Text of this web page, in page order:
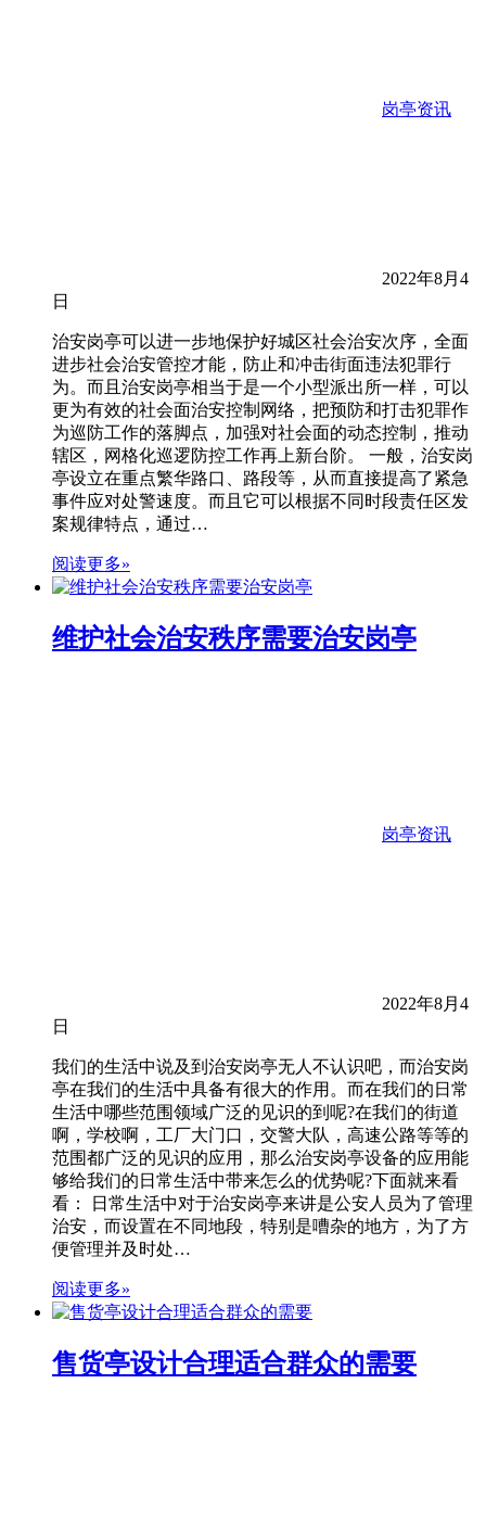
岗亭资讯
2022年8月4
日
治安岗亭可以进一步地保护好城区社会治安次序，全面
进步社会治安管控才能，防止和冲击街面违法犯罪行
为。而且治安岗亭相当于是一个小型派出所一样，可以
更为有效的社会面治安控制网络，把预防和打击犯罪作
为巡防工作的落脚点，加强对社会面的动态控制，推动
辖区，网格化巡逻防控工作再上新台阶。 一般，治安岗
亭设立在重点繁华路口、路段等，从而直接提高了紧急
事件应对处警速度。而且它可以根据不同时段责任区发
案规律特点，通过…
阅读更多»
维护社会治安秩序需要治安岗亭
岗亭资讯
2022年8月4
日
我们的生活中说及到治安岗亭无人不认识吧，而治安岗
亭在我们的生活中具备有很大的作用。而在我们的日常
生活中哪些范围领域广泛的见识的到呢?在我们的街道
啊，学校啊，工厂大门口，交警大队，高速公路等等的
范围都广泛的见识的应用，那么治安岗亭设备的应用能
够给我们的日常生活中带来怎么的优势呢?下面就来看
看： 日常生活中对于治安岗亭来讲是公安人员为了管理
治安，而设置在不同地段，特别是嘈杂的地方，为了方
便管理并及时处…
阅读更多»
售货亭设计合理适合群众的需要